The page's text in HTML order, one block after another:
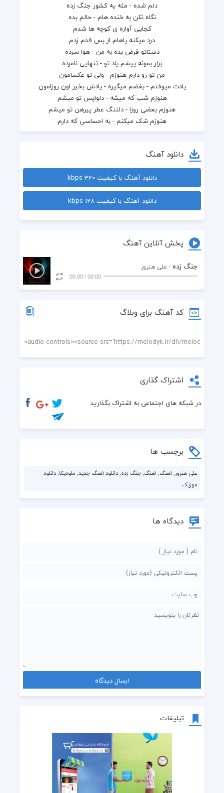
تبلیغات
با رفتنت عزیزم - چه زخمی بهم زدی
دانلود آهنگ
دانلود آهنگ با کیفیت 320 kbps
دانلود آهنگ با کیفیت 128 kbps
پخش آنلاین آهنگ
جنگ زده - علی هنرور
00:00
/
00:00
کد آهنگ برای وبلاگ
اشتراک گذاری
در شبکه های اجتماعی به اشتراک بگذارید
برچسب ها
علی هنرور, آهنگ, آهنگ, جنگ زده, دانلود آهنگ جدید, ملودیکا, دانلود
موزیک
دیدگاه ها